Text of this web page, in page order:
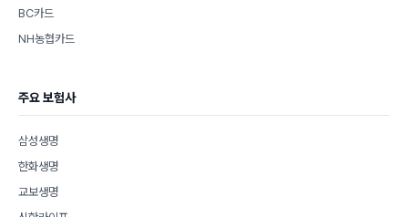
BC카드
NH농협카드
주요 보험사
삼성생명
한화생명
교보생명